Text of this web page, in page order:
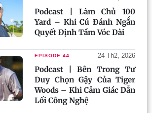
Podcast | Làm Chủ 100
Yard – Khi Cú Đánh Ngắn
Quyết Định Tầm Vóc Dài
EPISODE 44 24 Th2, 2026
Podcast | Bên Trong Tư
Duy Chọn Gậy Của Tiger
Woods – Khi Cảm Giác Dẫn
Lối Công Nghệ